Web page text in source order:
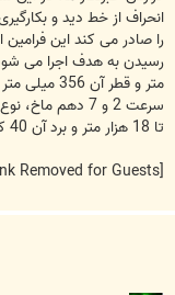
انحراف از خط دید و
را صادر می کند این
تا 18 هزار متر و برد آن 40 کیلومتر است. تصویر دارد.
[External Link Removed for Guests]